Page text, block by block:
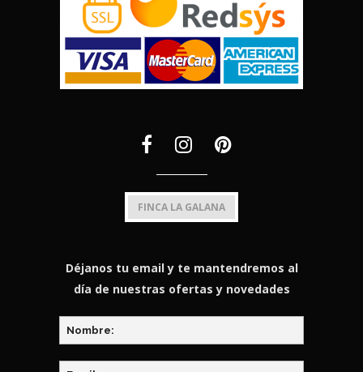
FINCA LA GALANA
Déjanos tu email y te mantendremos al
día de nuestras ofertas y novedades